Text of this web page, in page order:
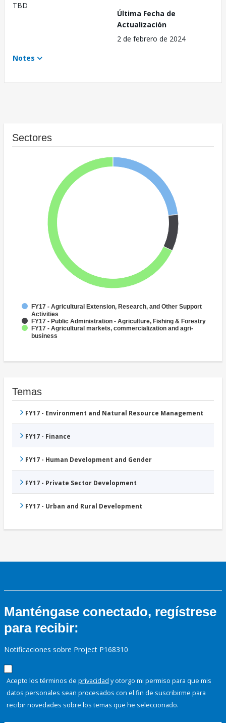
TBD
Última Fecha de
Actualización
2 de febrero de 2024
Notes
Sectores
FY17 - Agricultural Extension, Research, and Other Support
Activities
FY17 - Public Administration - Agriculture, Fishing & Forestry
FY17 - Agricultural markets, commercialization and agri-
business
Temas
FY17 - Environment and Natural Resource Management
FY17 - Finance
FY17 - Human Development and Gender
FY17 - Private Sector Development
FY17 - Urban and Rural Development
Manténgase conectado, regístrese
para recibir:
Notificaciones sobre Project P168310
Acepto los términos de privacidad y otorgo mi permiso para que mis
datos personales sean procesados con el fin de suscribirme para
recibir novedades sobre los temas que he seleccionado.